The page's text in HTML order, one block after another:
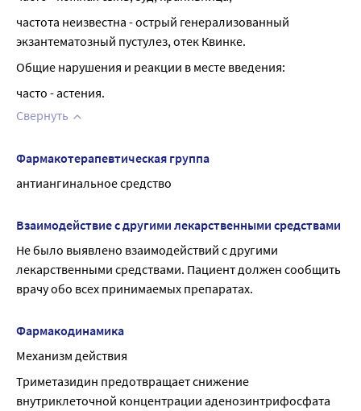
частота неизвестна - острый генерализованный
экзантематозный пустулез, отек Квинке.
Общие нарушения и реакции в месте введения:
часто - астения.
Свернуть
Фармакотерапевтическая группа
антиангинальное средство
Взаимодействие с другими лекарственными средствами
Не было выявлено взаимодействий с другими
лекарственными средствами. Пациент должен сообщить
врачу обо всех принимаемых препаратах.
Фармакодинамика
Механизм действия
Триметазидин предотвращает снижение
внутриклеточной концентрации аденозинтрифосфата